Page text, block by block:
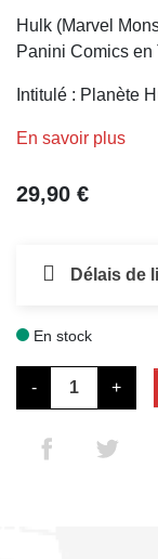
Hulk (Marvel
Panini Comics en
Intitulé : Planète
En savoir plus
29,90 €
Délais de
En stock
- +